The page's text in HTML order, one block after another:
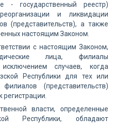
- государственный реестр)
и ликвидации
(представительств), а также
настоящим Законом.
с настоящим Законом,
лица, филиалы
случаев, когда
Республики для тех или
(представительств)
власти, определенные
Республики, обладают